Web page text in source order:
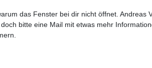
das Fenster bei dir nicht öffnet. Andreas
bitte eine Mail mit etwas mehr